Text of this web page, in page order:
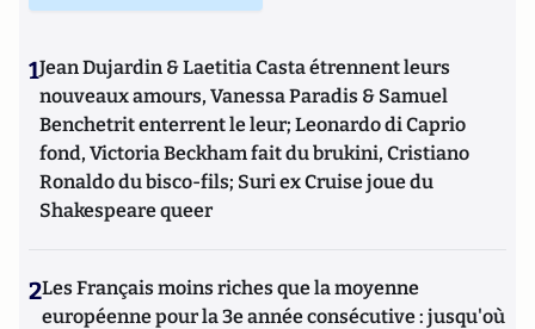
1Jean Dujardin & Laetitia Casta étrennent leurs
nouveaux amours, Vanessa Paradis & Samuel
Benchetrit enterrent le leur; Leonardo di Caprio
fond, Victoria Beckham fait du brukini, Cristiano
Ronaldo du bisco-fils; Suri ex Cruise joue du
Shakespeare queer
2Les Français moins riches que la moyenne
européenne pour la 3e année consécutive : jusqu'où